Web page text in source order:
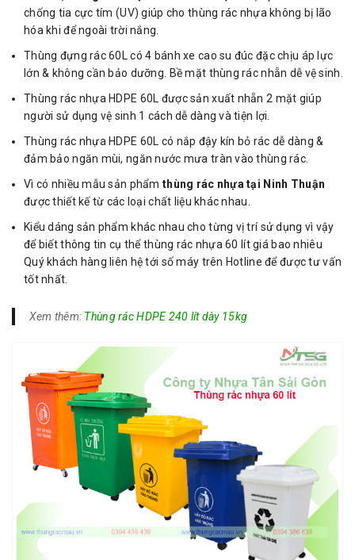
chống tia cực tím (UV) giúp cho thùng rác nhựa không bị lão
hóa khi để ngoài trời nắng.
Thùng đựng rác 60L có 4 bánh xe cao su đúc đặc chịu áp lực
lớn & không cần bảo dưỡng. Bề mặt thùng rác nhẵn dễ vệ sinh.
Thùng rác nhựa HDPE 60L được sản xuất nhẵn 2 mặt giúp
người sử dụng vệ sinh 1 cách dễ dàng và tiện lợi.
Thùng rác nhựa HDPE 60L có nắp đậy kín bỏ rác dễ dàng &
đảm bảo ngăn mùi, ngăn nước mưa tràn vào thùng rác.
Vì có nhiều mẫu sản phẩm thùng rác nhựa tại Ninh Thuận
được thiết kế từ các loại chất liệu khác nhau.
Kiểu dáng sản phẩm khác nhau cho từng vị trí sử dụng vì vậy
để biết thông tin cụ thể thùng rác nhựa 60 lít giá bao nhiêu
Quý khách hàng liên hệ tới số máy trên Hotline để được tư vấn
tốt nhất.
Xem thêm: Thùng rác HDPE 240 lít dày 15kg